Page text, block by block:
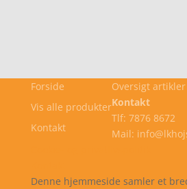
Forside
Vis alle produkter
Kontakt
Oversigt artikler
Kontakt
Tlf: 7876 8672
Mail:
Denne hjemmeside samler et